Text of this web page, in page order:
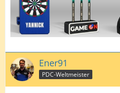
Ener91
PDC-Weltmeister